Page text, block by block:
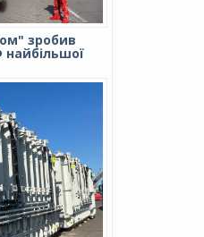
зробив
найбільшої